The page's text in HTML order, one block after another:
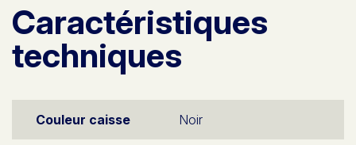
Caractéristiques
techniques
Couleur caisse Noir